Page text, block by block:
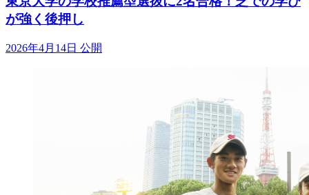
が強く後押し
2026年4月14日 公開